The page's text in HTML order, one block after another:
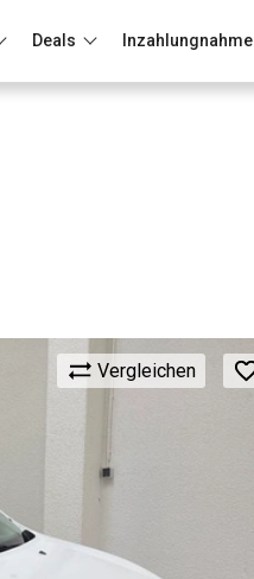
Deals Inzahlungnahme
Vergleichen